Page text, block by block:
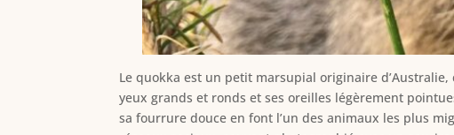
Le quokka est un petit marsupial originaire
yeux grands et ronds et ses oreilles légèrement
sa fourrure douce en font l’un des animaux les plus